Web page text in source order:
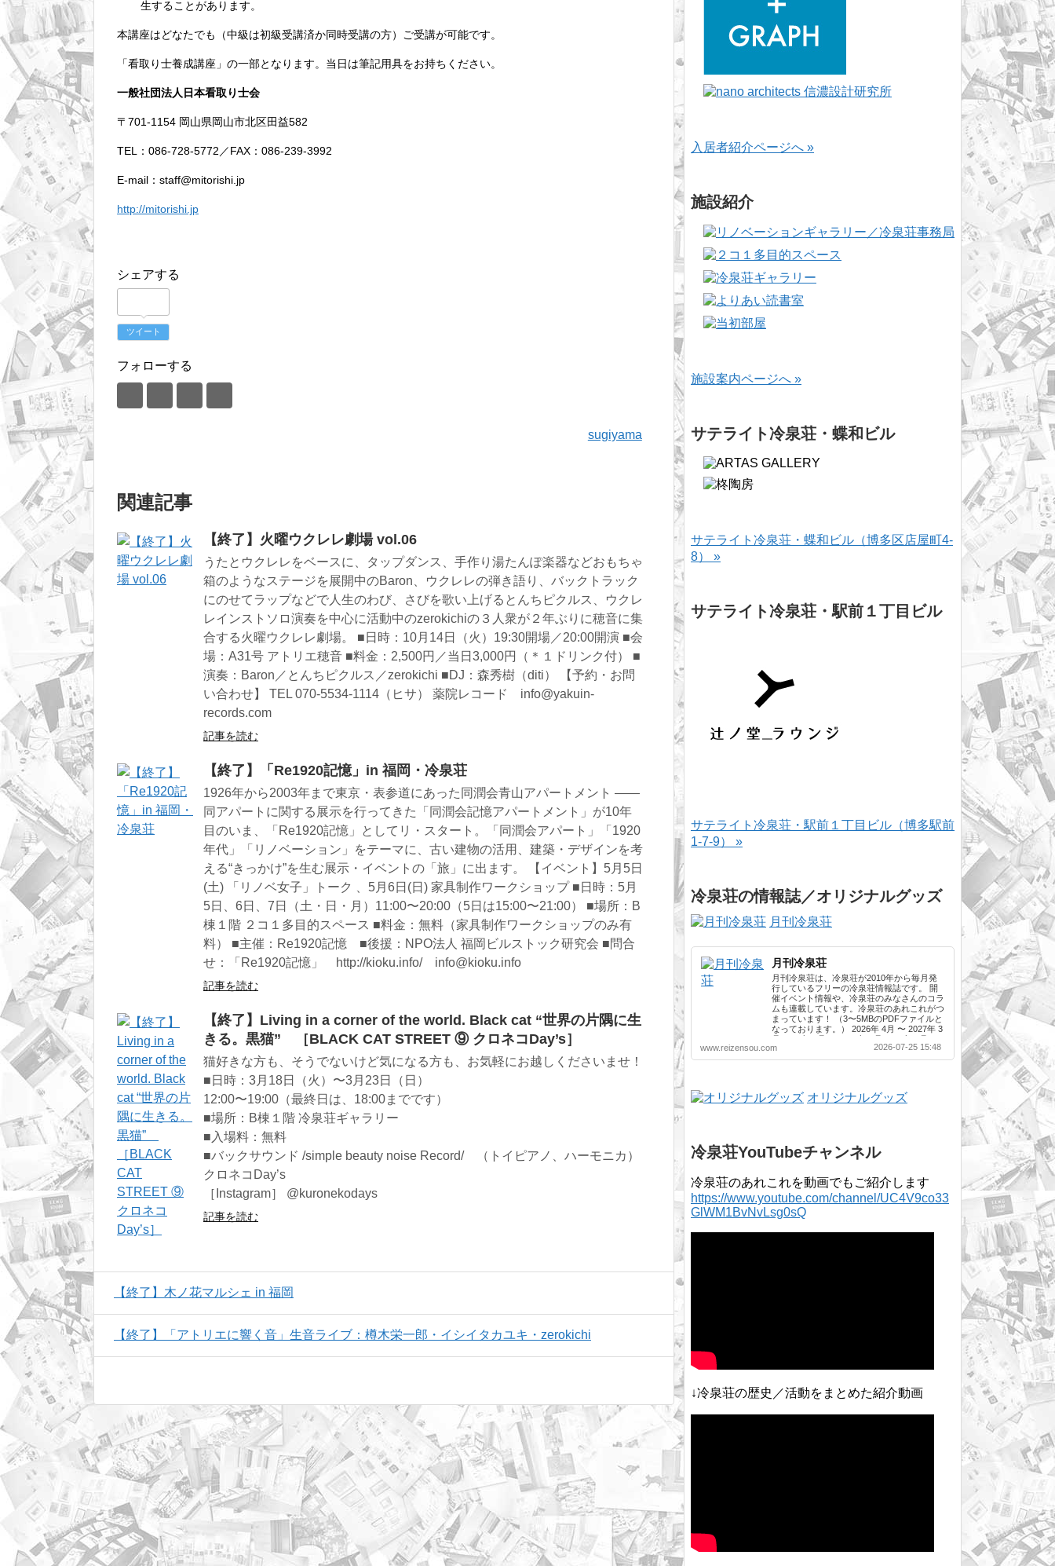
生することがあります。
本講座はどなたでも（中級は初級受講済か同時受講の方）ご受講が可能です。
「看取り士養成講座」の一部となります。当日は筆記用具をお持ちください。
一般社団法人日本看取り士会
〒701-1154 岡山県岡山市北区田益582
TEL：086-728-5772／FAX：086-239-3992
E-mail：staff@mitorishi.jp
http://mitorishi.jp
シェアする
ツイート
フォローする
sugiyama
関連記事
【終了】火曜ウクレレ劇場 vol.06
うたとウクレレをベースに、タップダンス、手作り湯たんぽ楽器などおもちゃ
箱のようなステージを展開中のBaron、ウクレレの弾き語り、バックトラック
にのせてラップなどで人生のわび、さびを歌い上げるとんちピクルス、ウクレ
レインストソロ演奏を中心に活動中のzerokichiの３人衆が２年ぶりに穂音に集
合する火曜ウクレレ劇場。 ■日時：10月14日（火）19:30開場／20:00開演 ■会
場：A31号 アトリエ穂音 ■料金：2,500円／当日3,000円（＊１ドリンク付） ■
演奏：Baron／とんちピクルス／zerokichi ■DJ：森秀樹（diti） 【予約・お問
い合わせ】 TEL 070-5534-1114（ヒサ） 薬院レコード info@yakuin-
records.com
記事を読む
【終了】「Re1920記憶」in 福岡・冷泉荘
1926年から2003年まで東京・表参道にあった同潤会青山アパートメント ——
同アパートに関する展示を行ってきた「同潤会記憶アパートメント」が10年
目のいま、「Re1920記憶」としてリ・スタート。「同潤会アパート」「1920
年代」「リノベーション」をテーマに、古い建物の活用、建築・デザインを考
える“きっかけ”を生む展示・イベントの「旅」に出ます。 【イベント】5月5日
(土) 「リノベ女子」トーク 、5月6日(日) 家具制作ワークショップ ■日時：5月
5日、6日、7日（土・日・月）11:00〜20:00（5日は15:00〜21:00） ■場所：B
棟１階 ２コ１多目的スペース ■料金：無料（家具制作ワークショップのみ有
料） ■主催：Re1920記憶 ■後援：NPO法人 福岡ビルストック研究会 ■問合
せ：「Re1920記憶」 http://kioku.info/ info@kioku.info
記事を読む
【終了】Living in a corner of the world. Black cat “世界の片隅に生
きる。黒猫” ［BLACK CAT STREET ⑨ クロネコDay’s］
猫好きな方も、そうでないけど気になる方も、お気軽にお越しくださいませ！
■日時：3月18日（火）〜3月23日（日）
12:00〜19:00（最終日は、18:00までです）
■場所：B棟１階 冷泉荘ギャラリー
■入場料：無料
■バックサウンド /simple beauty noise Record/ （トイピアノ、ハーモニカ）
クロネコDay’s
［Instagram］ @kuronekodays
記事を読む
【終了】木ノ花マルシェ in 福岡
【終了】「アトリエに響く音」生音ライブ：樽木栄一郎・イシイタカユキ・zerokichi
入居者紹介ページへ »
施設紹介
施設案内ページへ »
サテライト冷泉荘・蝶和ビル
サテライト冷泉荘・蝶和ビル（博多区店屋町4-
8） »
サテライト冷泉荘・駅前１丁目ビル
サテライト冷泉荘・駅前１丁目ビル（博多駅前
1-7-9） »
冷泉荘の情報誌／オリジナルグッズ
月刊冷泉荘
月刊冷泉荘
月刊冷泉荘は、冷泉荘が2010年から毎月発
行しているフリーの冷泉荘情報誌です。 開
催イベント情報や、冷泉荘のみなさんのコラ
ムも連載しています。冷泉荘のあれこれがつ
まっています！ （3〜5MBのPDFファイルと
なっております。） 2026年 4月 〜 2027年 3
2025年 3月 2023年 4月 〜 2024年 3月 2022
年 4月 〜 2023年 3月 2021年 4月 〜 2022年
年 4月 〜 2018年 3月 2016年 4月 〜 2017年
3月 2015年 4月 〜 2016年 3月 2014年 4月 〜
www.reizensou.com 2026-07-25 15:48
オリジナルグッズ
冷泉荘YouTubeチャンネル
冷泉荘のあれこれを動画でもご紹介します
https://www.youtube.com/channel/UC4V9co33
GlWM1BvNvLsg0sQ
↓冷泉荘の歴史／活動をまとめた紹介動画